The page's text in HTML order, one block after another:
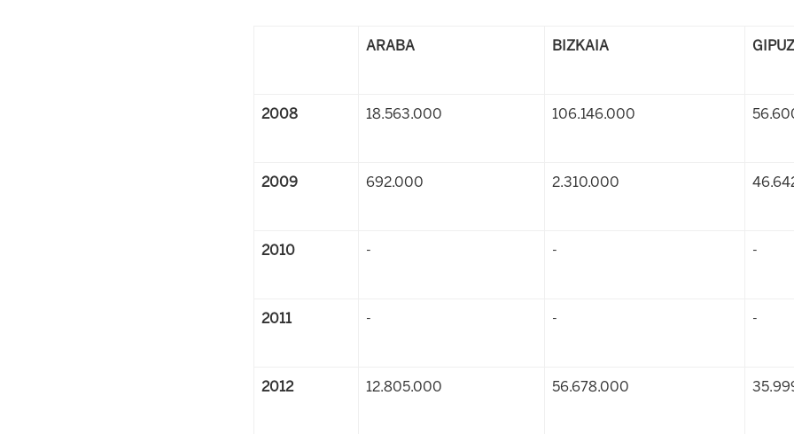
ARABA BIZKAIA
2008 18.563.000 106.146.000
2009 692.000 2.310.000
2010 - - -
2011 - - -
2012 12.805.000 56.678.000